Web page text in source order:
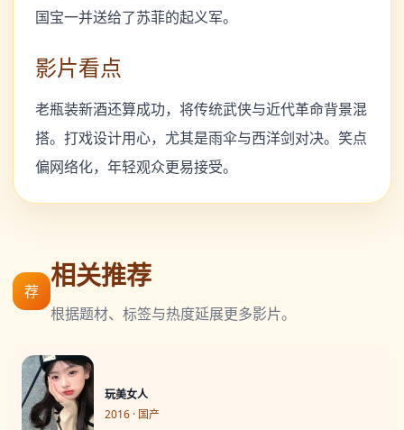
国宝一并送给了苏菲的起义军。
影片看点
老瓶装新酒还算成功，将传统武侠与近代革命背景混
搭。打戏设计用心，尤其是雨伞与西洋剑对决。笑点
偏网络化，年轻观众更易接受。
荐 相关推荐
根据题材、标签与热度延展更多影片。
玩美女人
2016 · 国产